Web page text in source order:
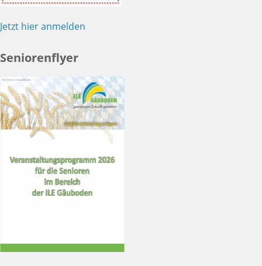
Jetzt hier anmelden
Seniorenflyer